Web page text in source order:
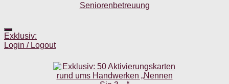
Exklusiv:
Login / Logout